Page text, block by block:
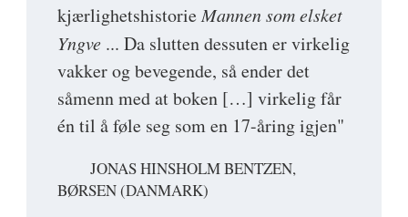
kjærlighetshistorieMannen som elsket
Yngve ... Da slutten dessuten er virkelig
vakker og bevegende, så ender det
såmenn med at boken […] virkelig får
én til å føle seg som en 17-åring igjen"
JONAS HINSHOLM BENTZEN,
BØRSEN (DANMARK)